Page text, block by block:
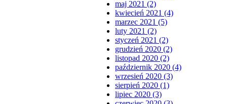
maj 2021 (2)
kwiecień 2021 (4)
marzec 2021 (5)
luty 2021 (2)
styczeń 2021 (2)
grudzień 2020 (2)
listopad 2020 (2)
październik 2020 (4)
wrzesień 2020 (3)
sierpień 2020 (1)
lipiec 2020 (3)